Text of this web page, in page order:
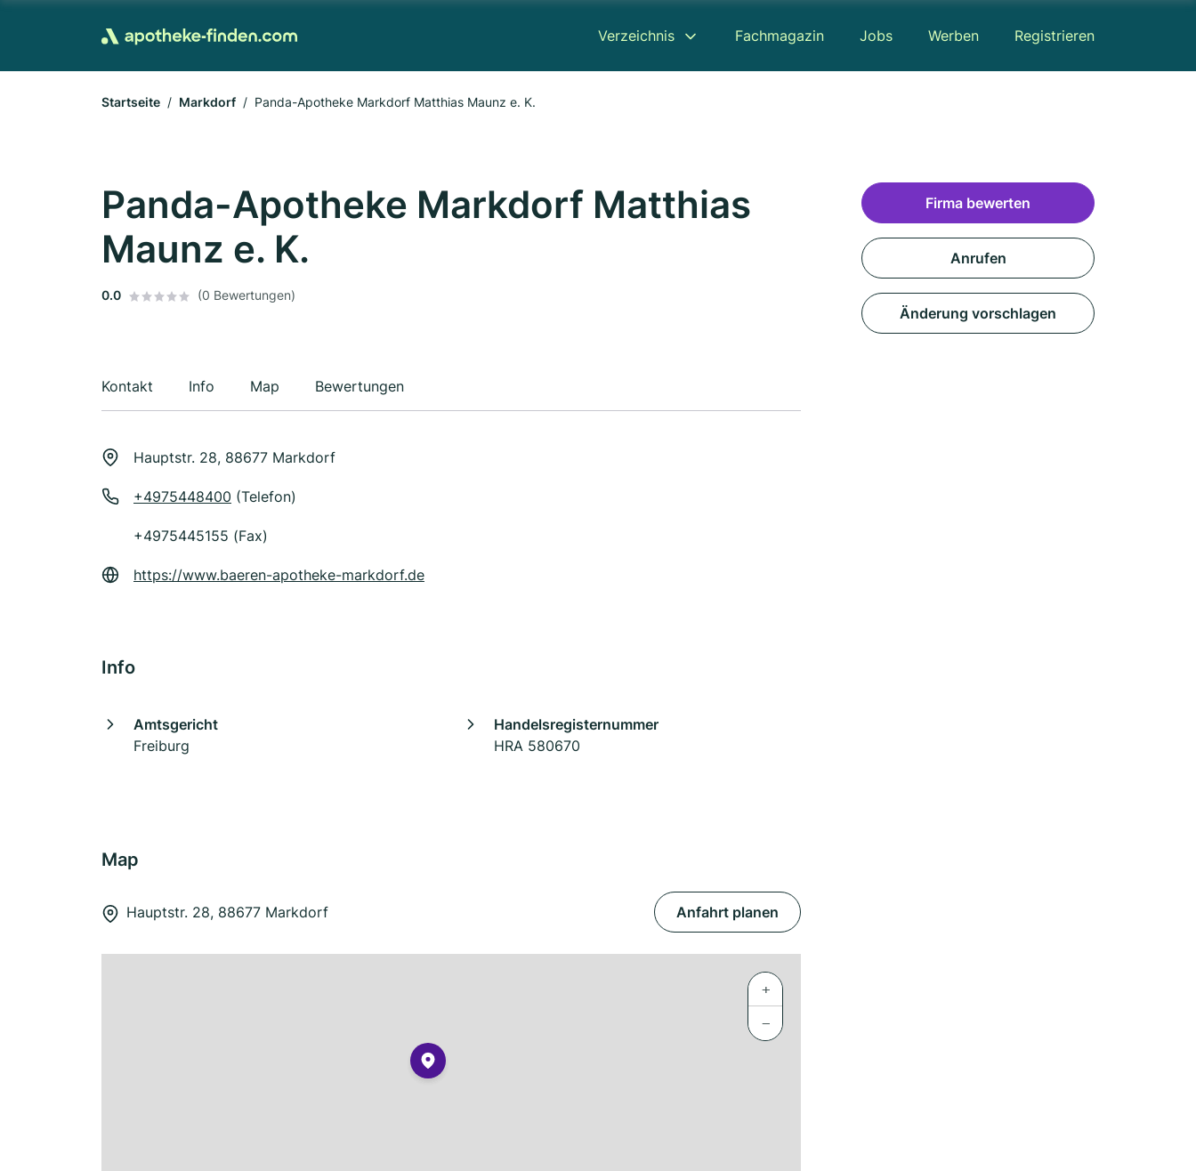
Verzeichnis Fachmagazin Jobs Werben Registrieren
Startseite Markdorf Panda-Apotheke Markdorf Matthias Maunz e. K.
Panda-Apotheke Markdorf Matthias
Maunz e. K.
0.0 (0 Bewertungen)
Kontakt Info Map Bewertungen
Hauptstr. 28, 88677 Markdorf
+4975448400 (Telefon)
+4975445155 (Fax)
https://www.baeren-apotheke-markdorf.de
Info
Amtsgericht
Freiburg
Handelsregisternummer
HRA 580670
Map
Hauptstr. 28, 88677 Markdorf Anfahrt planen
+
−
Firma bewerten
Anrufen
Änderung vorschlagen